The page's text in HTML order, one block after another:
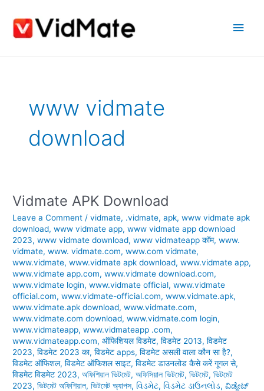
content
Main
www vidmate
download
Vidmate APK Download
Leave a Comment /vidmate, .vidmate,apk,www vidmate apk
download,www vidmate app,www vidmate app download
2023,www vidmate download,www vidmateapp कॉम,www.
vidmate,www. vidmate.com,www.com vidmate,
www.vidmate,www.vidmate apk download,www.vidmate app,
www.vidmate app.com,www.vidmate download.com,
www.vidmate login,www.vidmate official,www.vidmate
official.com,www.vidmate-official.com,www.vidmate.apk,
www.vidmate.apk download,www.vidmate.com,
www.vidmate.com download,www.vidmate.com login,
www.vidmateapp,www.vidmateapp .com,
www.vidmateapp.com,ऑफिशियल विडमेट,विडमेट 2013,विडमेट
2023,विडमेट 2023 का,विडमेट apps,विडमेट असली वाला कौन सा है?,
विडमेट ऑफिशल,विडमेट ऑफिशल साइट,विडमेट डाउनलोड कैसे करें गूगल से,
विडमेट विडमेट 2023,অফিশিয়াল ভিটমেট,অফিসিয়াল ভিটমেট,ভিটমেট,ভিটমেট
2023,ভিটমেট অফিশিয়াল,ভিটমেট অ্যাপস, વિડમેટ, વિડમેટ ડાઉનલોડ,ವಿಡ್ಮೇಟ್
Vidmate
Download